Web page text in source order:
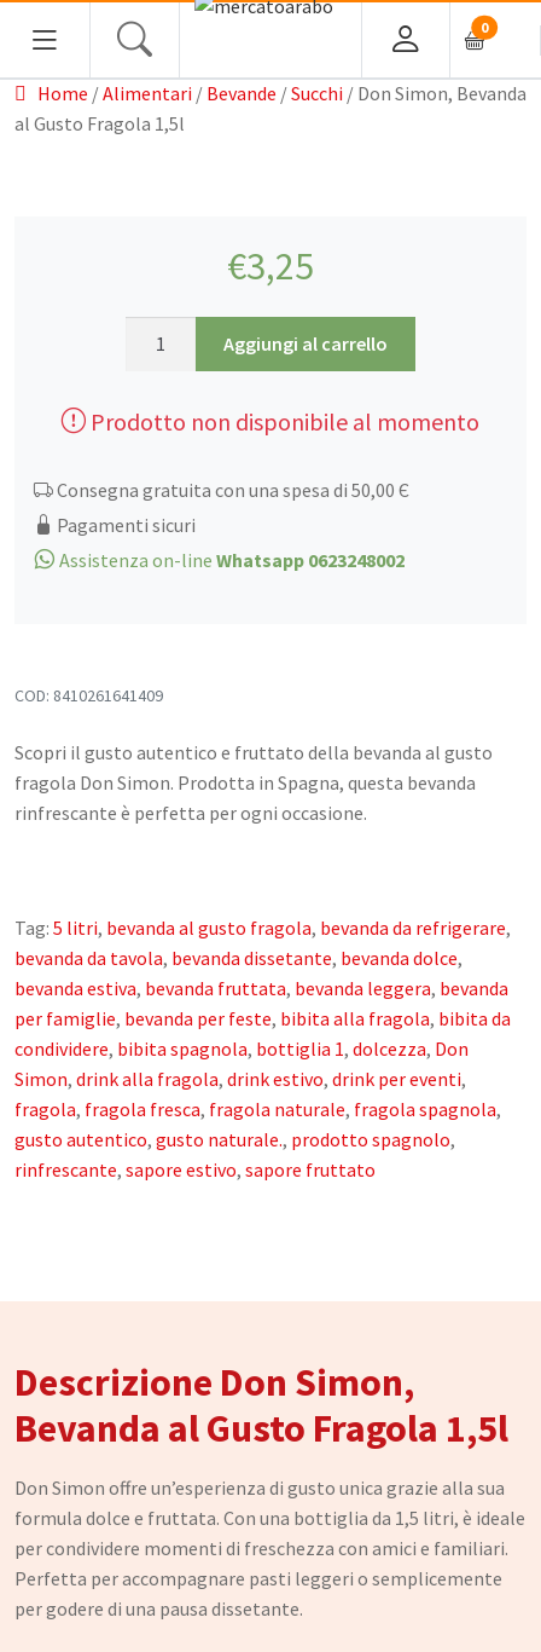
0
Spezie
Tè, Infusi e Caffè
Cous cous, Semola e Cereali
Halawa/Halva
Snack Salati e Aperitivi
Bevande
Pasticceria e dolci
Creme corpo
Burri e Oli naturali
Argilla e Fanghi
Igiene orale
Oli Essenziali
Henné
Profumi per il corpo
Profumi per l'Ambiente
Profumi in Olio Roll-on
Profumi Spray
Souk
Home /Alimentari / Bevande /Succhi / Don Simon, Bevanda
al Gusto Fragola 1,5l
€3,25
al
Fragola
Aggiungi al carrello
Prodotto non disponibile al momento
Consegna gratuita con una spesa di 50,00 Є
Pagamenti sicuri
Assistenza on-line Whatsapp 0623248002
COD: 8410261641409
Scopri il gusto autentico e fruttato della bevanda al gusto
fragola Don Simon. Prodotta in Spagna, questa bevanda
rinfrescante è perfetta per ogni occasione.
Tag: 5 litri, bevanda al gusto fragola, bevanda da refrigerare,
bevanda da tavola, bevanda dissetante, bevanda dolce,
bevanda estiva, bevanda fruttata, bevanda leggera, bevanda
per famiglie, bevanda per feste, bibita alla fragola, bibita da
condividere, bibita spagnola, bottiglia 1, dolcezza, Don
Simon, drink alla fragola, drink estivo, drink per eventi,
fragola, fragola fresca, fragola naturale, fragola spagnola,
gusto autentico, gusto naturale., prodotto spagnolo,
rinfrescante, sapore estivo, sapore fruttato
Descrizione Don Simon,
Bevanda al Gusto Fragola 1,5l
Don Simon offre un’esperienza di gusto unica grazie alla sua
formula dolce e fruttata. Con una bottiglia da 1,5 litri, è ideale
per condividere momenti di freschezza con amici e familiari.
Perfetta per accompagnare pasti leggeri o semplicemente
per godere di una pausa dissetante.